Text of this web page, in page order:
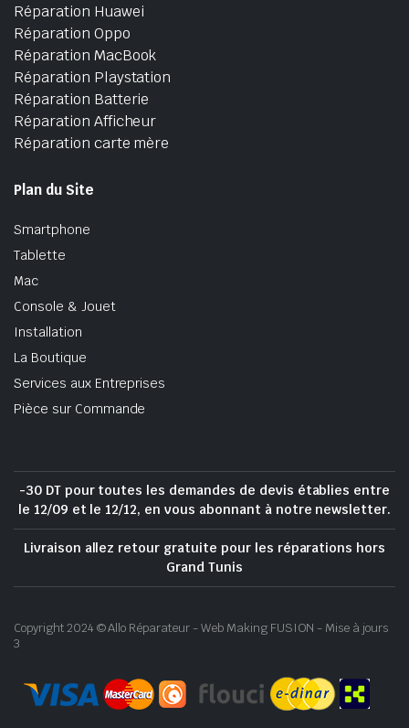
Réparation Huawei
Réparation Oppo
Réparation MacBook
Réparation Playstation
Réparation Batterie
Réparation Afficheur
Réparation carte mère
Plan du Site
Smartphone
Tablette
Mac
Console & Jouet
Installation
La Boutique
Services aux Entreprises
Pièce sur Commande
-30 DT pour toutes les demandes de devis établies entre
le 12/09 et le 12/12, en vous abonnant à notre newsletter.
Livraison allez retour gratuite pour les réparations hors
Grand Tunis
Copyright 2024 © Allo Réparateur - Web Making FUSION - Mise à jours
3